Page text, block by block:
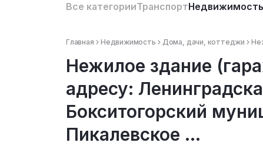
Все категорииТранспортНедвижимость
Главная Недвижимость Дома, дачи, коттеджи
Нежилое здание
адресу:
Бокситогорский
Пикалевское ...